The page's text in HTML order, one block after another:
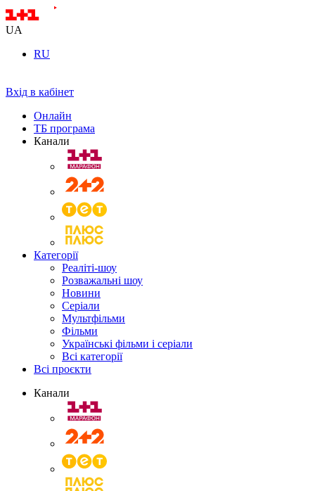
UA
RU
Вхід в кабінет
Онлайн
ТБ програма
Канали
Категорії
Реаліті-шоу
Розважальні шоу
Новини
Серіали
Мультфільми
Фільми
Українські фільми і серіали
Всі категорії
Всі проєкти
Канали